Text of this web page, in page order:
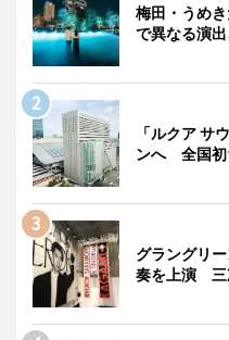
梅田・うめ
で異なる演
「ルクア サ
ンへ 全国初
グラングリ
奏を上演 三